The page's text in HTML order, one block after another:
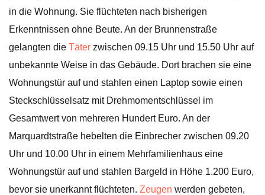
in die Wohnung. Sie flüchteten nach bisherigen
Erkenntnissen ohne Beute. An der Brunnenstraße
gelangten die Täter zwischen 09.15 Uhr und 15.50 Uhr auf
unbekannte Weise in das Gebäude. Dort brachen sie eine
Wohnungstür auf und stahlen einen Laptop sowie einen
Steckschlüsselsatz mit Drehmomentschlüssel im
Gesamtwert von mehreren Hundert Euro. An der
Marquardtstraße hebelten die Einbrecher zwischen 09.20
Uhr und 10.00 Uhr in einem Mehrfamilienhaus eine
Wohnungstür auf und stahlen Bargeld in Höhe 1.200 Euro,
bevor sie unerkannt flüchteten. Zeugen werden gebeten,